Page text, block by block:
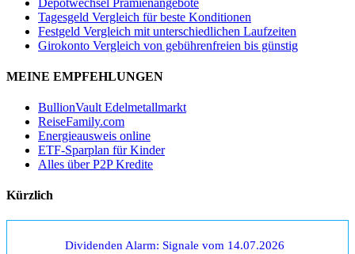
Tagesgeld Vergleich für beste Konditionen
Festgeld Vergleich mit unterschiedlichen Laufzeiten
Girokonto Vergleich von gebührenfreien bis günstig
MEINE EMPFEHLUNGEN
BullionVault Edelmetallmarkt
ReiseFamily.com
Energieausweis online
ETF-Sparplan für Kinder
Alles über P2P Kredite
Kürzlich
Dividenden Alarm: Signale vom 14.07.2026